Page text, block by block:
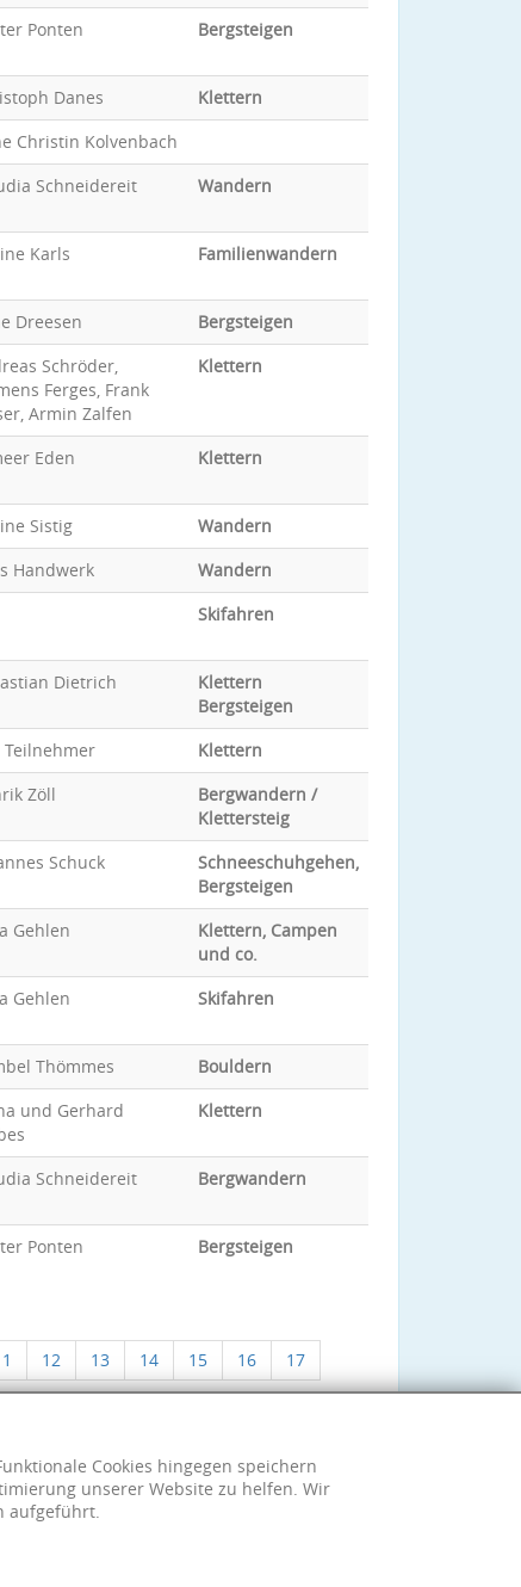
Ponten Bergsteigen
Danes
Klettern
Christin Kolvenbach
Schneidereit Wandern
Karls Familienwandern
Dreesen
Bergsteigen
Schröder,
Ferges, Frank
Armin Zalfen
Klettern
Eden Klettern
Sistig
Wandern
Handwerk
Wandern
Skifahren
Dietrich
Klettern
Bergsteigen
Teilnehmer
Klettern
Zöll
Bergwandern /
Klettersteig
Schuck
Schneeschuhgehen,
Bergsteigen
Gehlen
Klettern, Campen
und co.
Gehlen Skifahren
Thömmes
Bouldern
und Gerhard
Klettern
Schneidereit Bergwandern
Ponten Bergsteigen
12 13 14 15 16
17
Cookies hingegen speichern
unserer Website zu helfen. Wir
aufgeführt.